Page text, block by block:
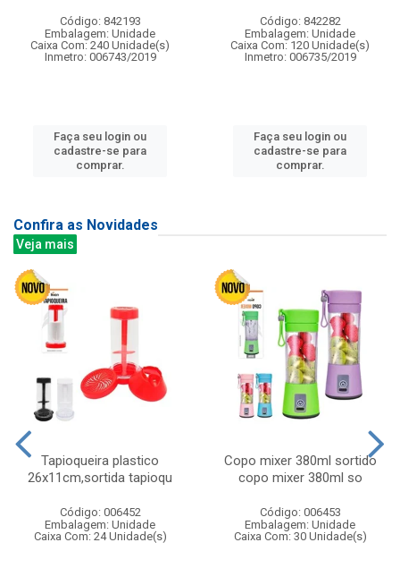
Código: 842193
Embalagem: Unidade
Caixa Com: 240 Unidade(s)
Inmetro: 006743/2019
Faça seu login ou
cadastre-se para
comprar.
Código: 842282
Embalagem: Unidade
Caixa Com: 120 Unidade(s)
Inmetro: 006735/2019
Faça seu login ou
cadastre-se para
comprar.
Confira as Novidades
Veja mais
Tapioqueira plastico
26x11cm,sortida tapioqu
Código: 006452
Embalagem: Unidade
Caixa Com: 24 Unidade(s)
Copo mixer 380ml sortido
copo mixer 380ml so
Código: 006453
Embalagem: Unidade
Caixa Com: 30 Unidade(s)